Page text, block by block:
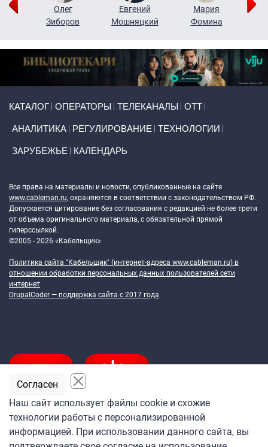
Олег
Зиборов
Евгений
Мошняцкий
Мария
Фомина
КАТАЛОГ ОПЕРАТОРЫ ТЕЛЕКАНАЛЫ ОТТ
АНАЛИТИКА РЕГУЛИРОВАНИЕ ТЕХНОЛОГИИ
ЗАРУБЕЖЬЕ КАЛЕНДАРЬ
Все права на материалы и новости, опубликованные на сайте
www.cableman.ru, охраняются в соответствии с законодательством РФ.
Допускается цитирование без согласования с редакцией не более трети
от объема оригинального материала, с обязательной прямой
гиперссылкой.
©2005 - 2026 «Кабельщик»
Политика сайта "Кабельщик" (интернет-адреса www.cableman.ru) в
отношении обработки персональных данных пользователей сети
интернет
DrupalCoder — поддержка сайта c 2017 года
Подпишитесь
на ежедневную рассылку
Наш сайт использует файлы cookie и схожие
технологии работы с персонализированной
информацией. При использовании данного сайта, вы
Согласен